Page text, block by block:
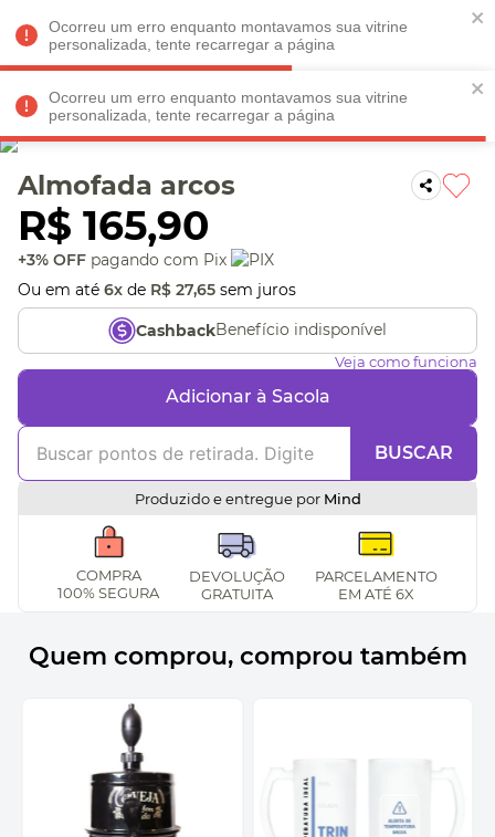
Ocorreu um erro enquanto montavamos sua vitrine
personalizada, tente recarregar a página
Ocorreu um erro enquanto montavamos sua vitrine
personalizada, tente recarregar a página
Faltam REGULAMENTO
Veja produtos perto de você! Informe seu CEP
Almofada arcos
R$ 165,90
+3% OFF pagando com Pix
Ou em até 6x de R$ 27,65 sem juros
CashbackBenefício indisponível
Veja como funciona
Adicionar à Sacola
BUSCAR
Produzido e entregue por Mind
COMPRA
100% SEGURA
DEVOLUÇÃO
GRATUITA
PARCELAMENTO
EM ATÉ 6X
Quem comprou, comprou também